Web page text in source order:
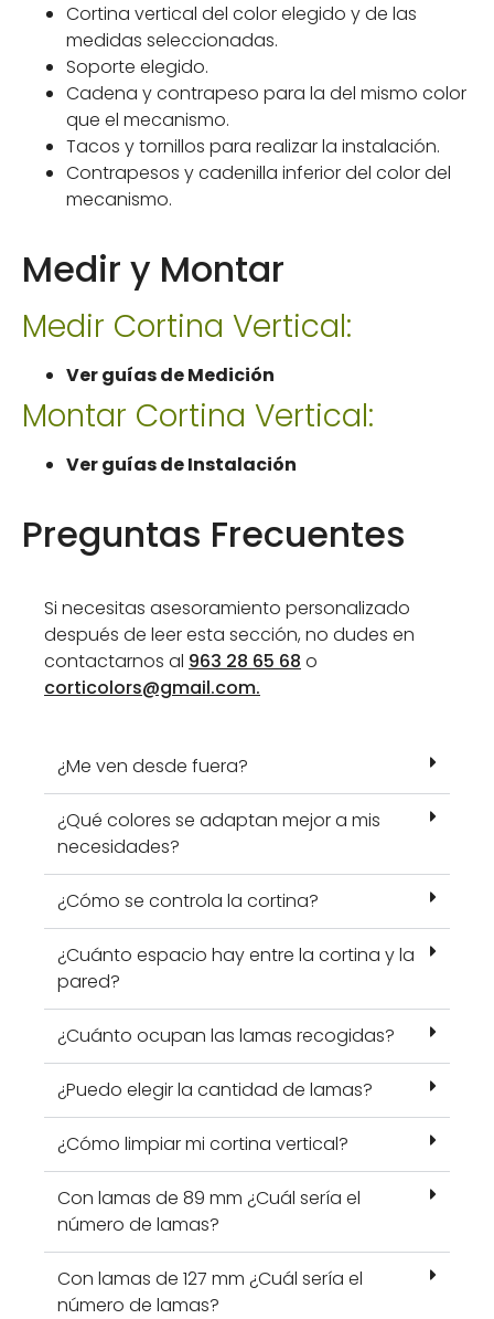
Cortina vertical del color elegido y de las
medidas seleccionadas.
Soporte elegido.
Cadena y contrapeso para la del mismo color
que el mecanismo.
Tacos y tornillos para realizar la instalación.
Contrapesos y cadenilla inferior del color del
mecanismo.
Medir y Montar
Medir Cortina Vertical:
Ver guías de Medición
Montar Cortina Vertical:
Ver guías de Instalación
Preguntas Frecuentes
Si necesitas asesoramiento personalizado
después de leer esta sección, no dudes en
contactarnos al 963 28 65 68 o
corticolors@gmail.com.
¿Me ven desde fuera?
¿Qué colores se adaptan mejor a mis
necesidades?
¿Cómo se controla la cortina?
¿Cuánto espacio hay entre la cortina y la
pared?
¿Cuánto ocupan las lamas recogidas?
¿Puedo elegir la cantidad de lamas?
¿Cómo limpiar mi cortina vertical?
Con lamas de 89 mm ¿Cuál sería el
número de lamas?
Con lamas de 127 mm ¿Cuál sería el
número de lamas?